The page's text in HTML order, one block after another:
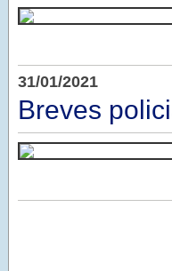
31/01/2021
Breves